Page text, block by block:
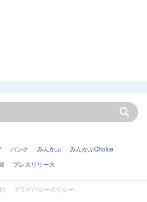
バンク みんかぶ
みんかぶChoice
プレスリリース
プライバシーポリシー